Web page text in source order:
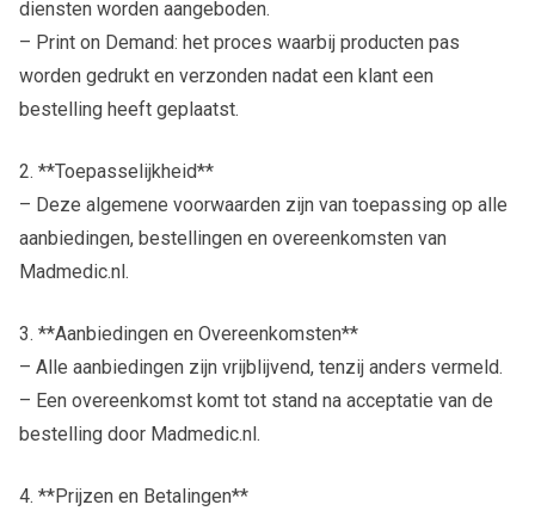
diensten worden aangeboden.
– Print on Demand: het proces waarbij producten pas
worden gedrukt en verzonden nadat een klant een
bestelling heeft geplaatst.
2. **Toepasselijkheid**
– Deze algemene voorwaarden zijn van toepassing op alle
aanbiedingen, bestellingen en overeenkomsten van
Madmedic.nl.
3. **Aanbiedingen en Overeenkomsten**
– Alle aanbiedingen zijn vrijblijvend, tenzij anders vermeld.
– Een overeenkomst komt tot stand na acceptatie van de
bestelling door Madmedic.nl.
4. **Prijzen en Betalingen**